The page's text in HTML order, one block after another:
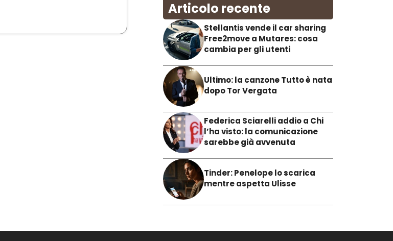
Articolo recente
Stellantis vende il car sharing
Free2move a Mutares: cosa
cambia per gli utenti
Ultimo: la canzone Tutto è nata
dopo Tor Vergata
Federica Sciarelli addio a Chi
l’ha visto: la comunicazione
sarebbe già avvenuta
Tinder: Penelope lo scarica
mentre aspetta Ulisse